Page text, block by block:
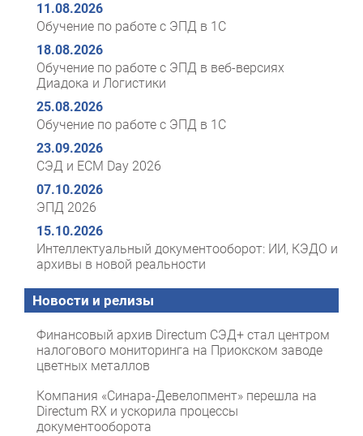
11.08.2026
Обучение по работе с ЭПД в 1С
18.08.2026
Обучение по работе с ЭПД в веб-версиях
Диадока и Логистики
25.08.2026
Обучение по работе с ЭПД в 1С
23.09.2026
СЭД и ECM Day 2026
07.10.2026
ЭПД 2026
15.10.2026
Интеллектуальный документооборот: ИИ, КЭДО и
архивы в новой реальности
Новости и релизы
Финансовый архив Directum СЭД+ стал центром
налогового мониторинга на Приокском заводе
цветных металлов
Компания «Синара-Девелопмент» перешла на
Directum RX и ускорила процессы
документооборота